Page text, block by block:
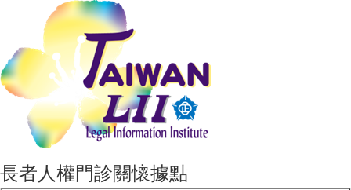
長者人權門診關懷據點